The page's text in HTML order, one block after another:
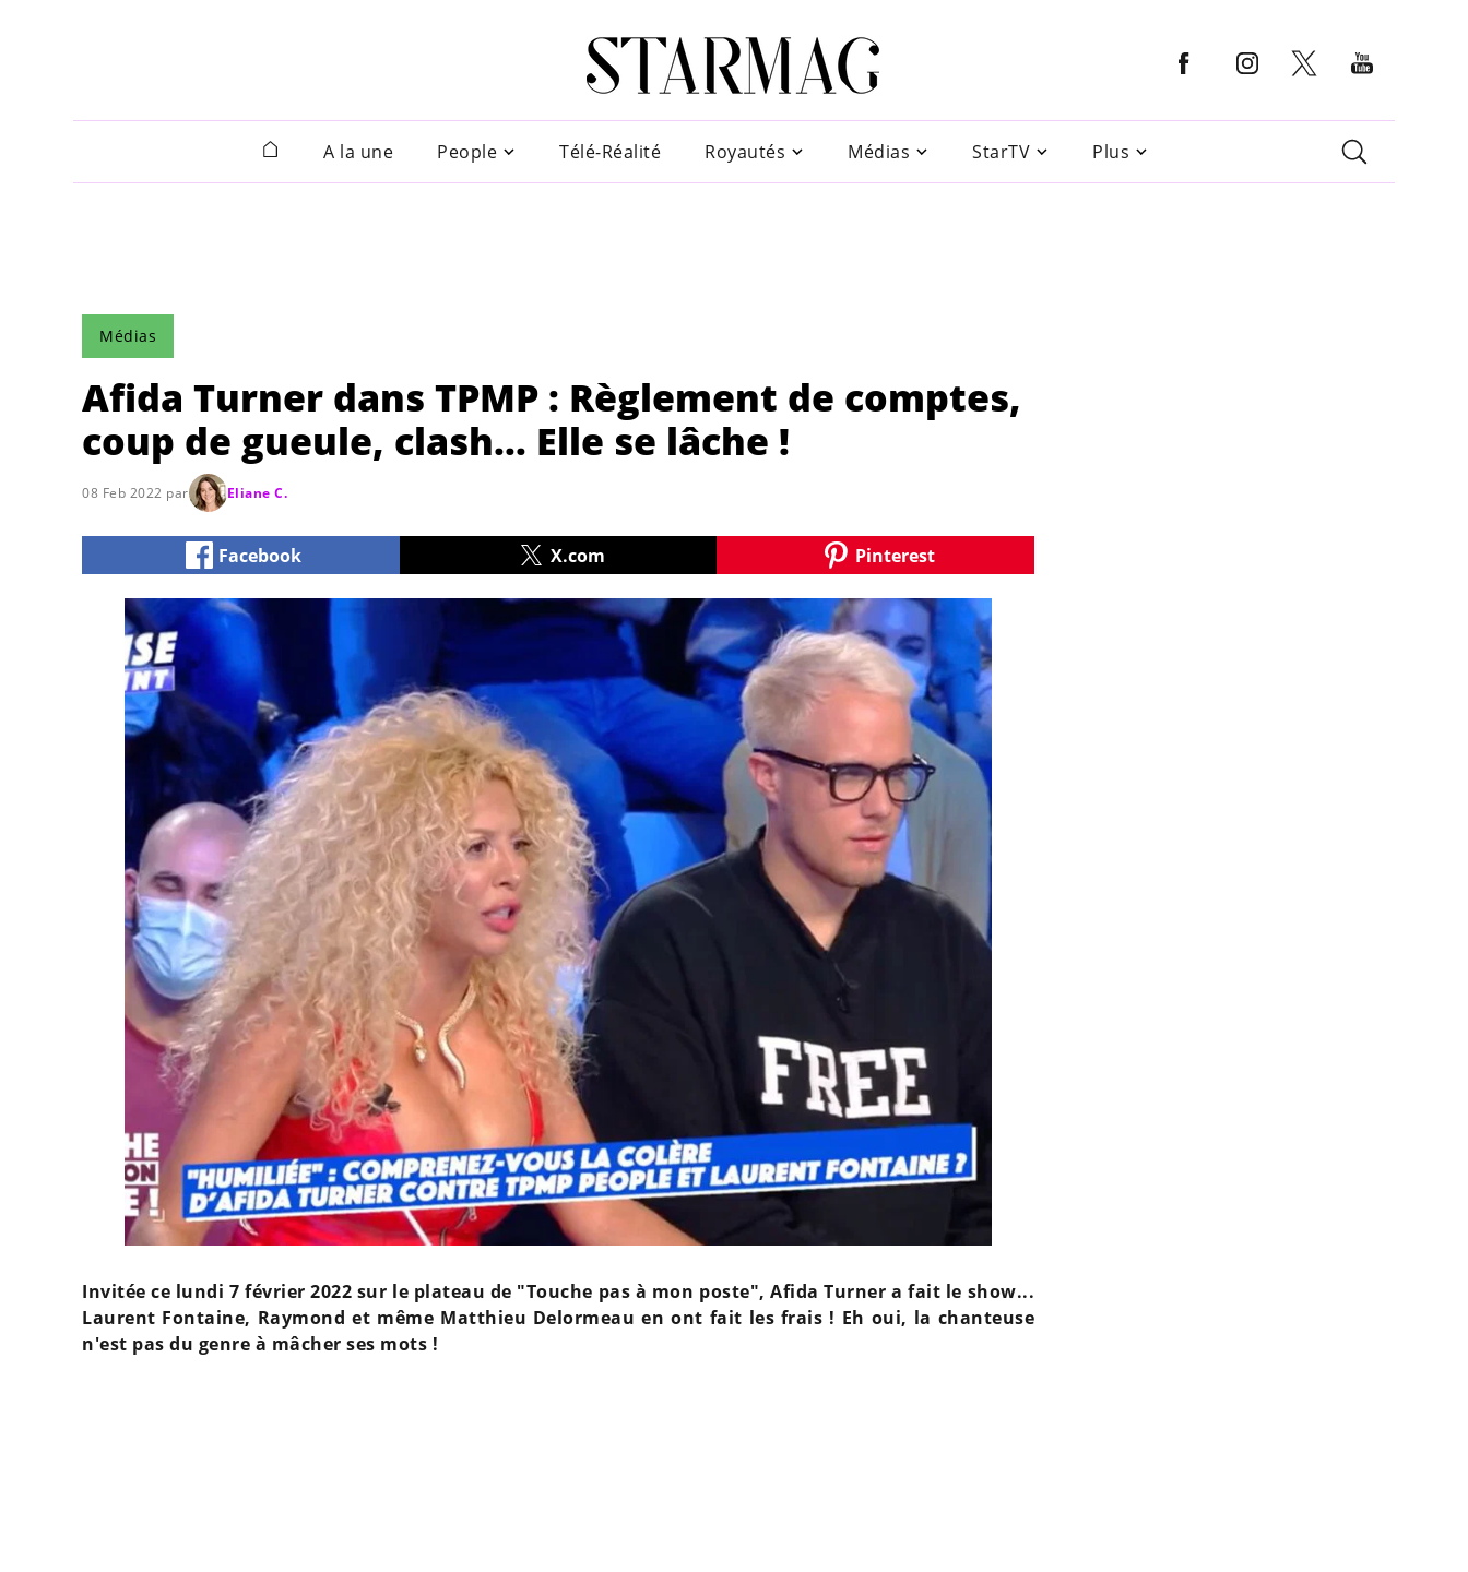
A la une People Télé-Réalité Royautés Médias StarTV Plus
Médias
Afida Turner dans TPMP : Règlement de comptes,
coup de gueule, clash... Elle se lâche !
08 Feb 2022 par Eliane C.
Facebook X.com Pinterest
Invitée ce lundi 7 février 2022 sur le plateau de "Touche pas à mon poste", Afida Turner a fait le show...
Laurent Fontaine, Raymond et même Matthieu Delormeau en ont fait les frais ! Eh oui, la chanteuse
n'est pas du genre à mâcher ses mots !